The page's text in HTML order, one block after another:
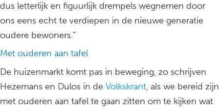
dus letterlijk en figuurlijk drempels wegnemen door
ons eens echt te verdiepen in de nieuwe generatie
oudere bewoners.”
Met ouderen aan tafel
De huizenmarkt komt pas in beweging, zo schrijven
Hezemans en Dulos in de Volkskrant, als we bereid zijn
met ouderen aan tafel te gaan zitten om te kijken wat